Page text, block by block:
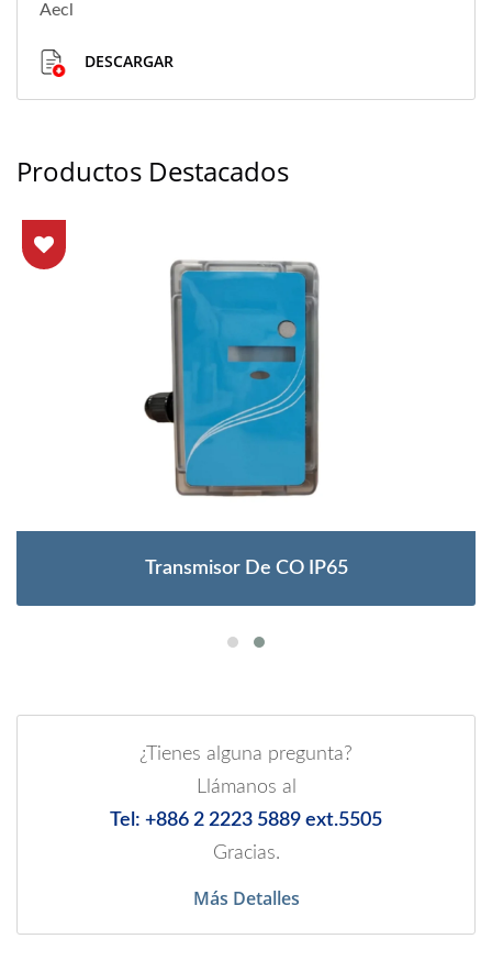
Aecl
DESCARGAR
Productos Destacados
Transmisor De CO IP65
¿Tienes alguna pregunta?
Llámanos al
Tel: +886 2 2223 5889 ext.5505
Gracias.
Más Detalles